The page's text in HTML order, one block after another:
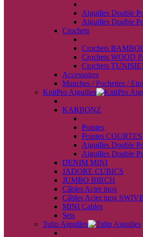
Aiguilles Double
Aiguilles Double
Crochets
Crochets
Crochets WOOD
Crochets
Accessoires
Manches / Pochettes /
KnitPro Aiguilles
KARBONZ
Pointes
Pointes COURTES
Aiguilles Double
Aiguilles Double
DENIM MINI
JADORE CUBICS
JUMBO BIRCH
Câbles Acier inox
Câbles Acier inox
MINI Cables
Sets
Tulip Aiguilles